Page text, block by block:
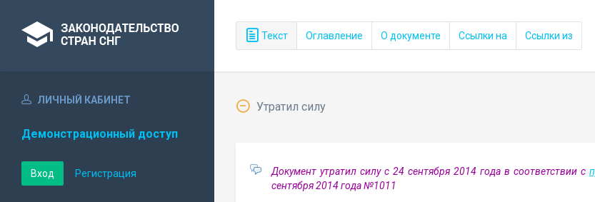
Текст Оглавление О документе Ссылки на Ссылки из
ЛИЧНЫЙ КАБИНЕТ
Демонстрационный доступ
Вход Регистрация
Утратил силу
Документ утратил силу с 24 сентября 2014 года в соответствии с
сентября 2014 года №1011